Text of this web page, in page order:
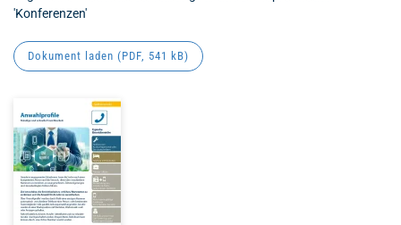
'Konferenzen'
Dokument laden (PDF, 541 kB)